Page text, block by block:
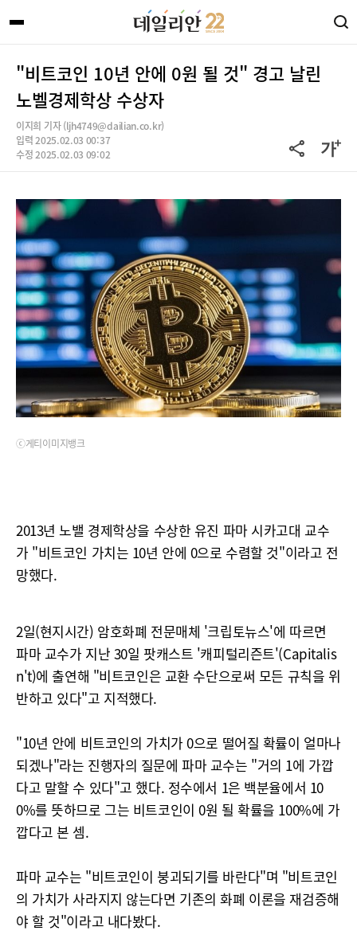
"비트코인 10년 안에 0원 될 것" 경고 날린
노벨경제학상 수상자
이지희 기자 (ljh4749@dailian.co.kr)
입력 2025.02.03 00:37
수정 2025.02.03 09:02
ⓒ게티이미지뱅크
2013년 노밸 경제학상을 수상한 유진 파마 시카고대 교수
가 "비트코인 가치는 10년 안에 0으로 수렴할 것"이라고 전
망했다.
2일(현지시간) 암호화폐 전문매체 '크립토뉴스'에 따르면
파마 교수가 지난 30일 팟캐스트 '캐피털리즌트'(Capitalis
n't)에 출연해 "비트코인은 교환 수단으로써 모든 규칙을 위
반하고 있다"고 지적했다.
"10년 안에 비트코인의 가치가 0으로 떨어질 확률이 얼마나
되겠나"라는 진행자의 질문에 파마 교수는 "거의 1에 가깝
다고 말할 수 있다"고 했다. 정수에서 1은 백분율에서 10
0%를 뜻하므로 그는 비트코인이 0원 될 확률을 100%에 가
깝다고 본 셈.
파마 교수는 "비트코인이 붕괴되기를 바란다"며 "비트코인
의 가치가 사라지지 않는다면 기존의 화폐 이론을 재검증해
야 할 것"이라고 내다봤다.